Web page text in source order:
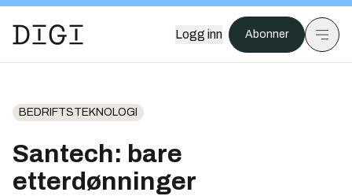
Logg inn Abonner
BEDRIFTSTEKNOLOGI
Santech: bare
etterdønninger